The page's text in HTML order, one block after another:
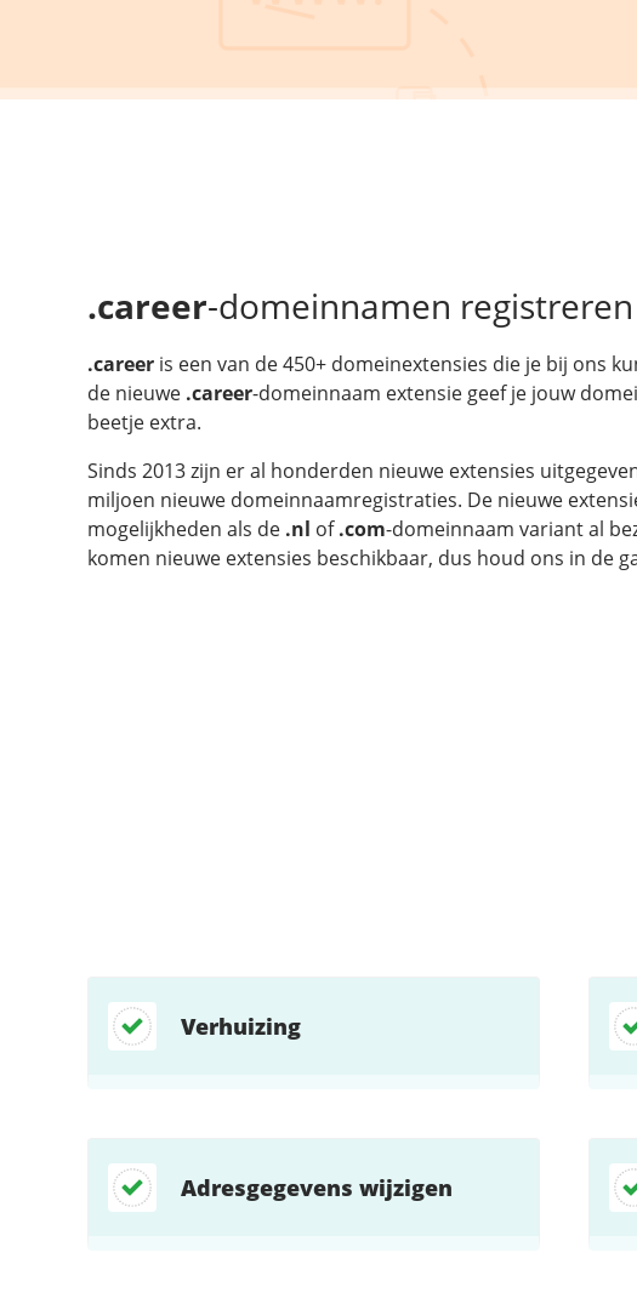
.career-domeinnamen registreren
.career is een van de 450+ domeinextensies die je bij ons
de nieuwe .career-domeinnaam extensie geef je jouw
beetje extra.
Sinds 2013 zijn er al honderden nieuwe extensies
miljoen nieuwe domeinnaamregistraties. De nieuwe
mogelijkheden als de .nl of.com-domeinnaam variant al
komen nieuwe extensies beschikbaar, dus houd ons in de
Verhuizing
Adresgegevens wijzigen